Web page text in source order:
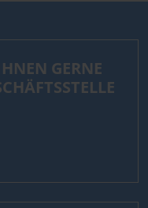
GERNE